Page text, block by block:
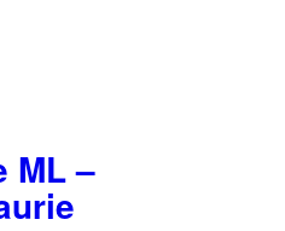
ML –